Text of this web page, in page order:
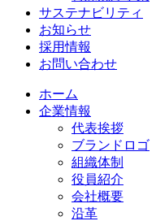
サステナビリティ
お知らせ
採用情報
お問い合わせ
ホーム
企業情報
代表挨拶
ブランドロゴ
組織体制
役員紹介
会社概要
沿革